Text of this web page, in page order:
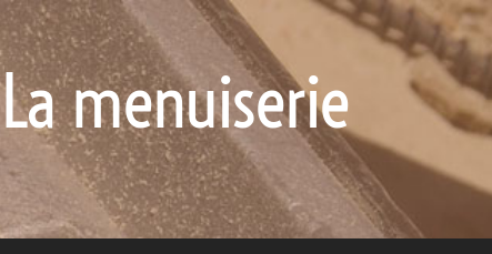
La menuiserie